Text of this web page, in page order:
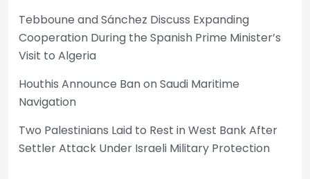
Tebboune and Sánchez Discuss Expanding
Cooperation During the Spanish Prime Minister’s
Visit to Algeria
Houthis Announce Ban on Saudi Maritime
Navigation
Two Palestinians Laid to Rest in West Bank After
Settler Attack Under Israeli Military Protection